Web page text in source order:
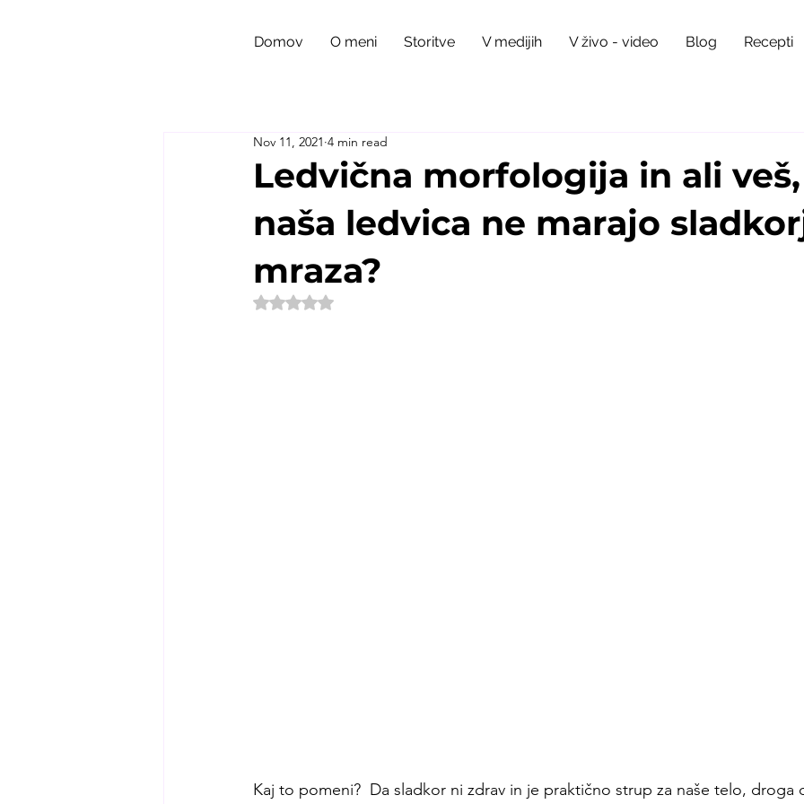
Domov O meni Storitve V medijih V živo - video Blog Recepti
Ledvična morfologija in ali
naša ledvica ne marajo
mraza?
Nov 11, 2021 4 min read
Rated NaN out of 5 stars.
Kaj to pomeni?  Da sladkor ni zdrav in je praktično strup za naše telo, droga